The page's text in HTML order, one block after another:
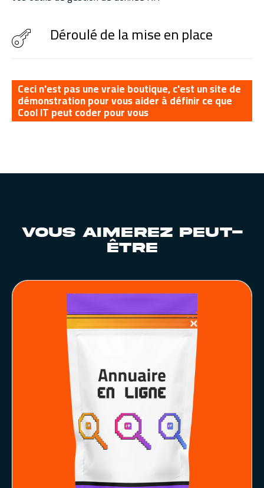
Déroulé de la mise en place
Ceci n'est pas une vraie boutique, c'est un site de
démonstration pour vous aider à définir ce que
Cool IT peut coder pour vous
Vous aimerez peut-
être